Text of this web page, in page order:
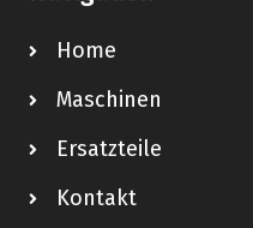
Home
Maschinen
Ersatzteile
Kontakt